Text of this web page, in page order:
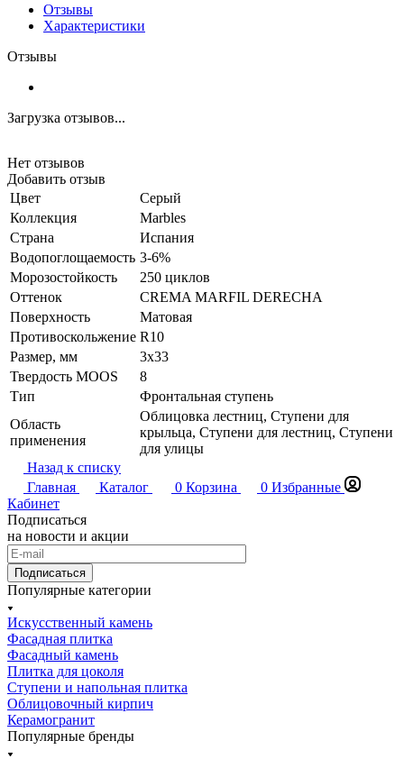
Отзывы
Характеристики
Отзывы
Загрузка отзывов...
Нет отзывов
Добавить отзыв
Цвет
Серый
Коллекция
Marbles
Страна
Испания
Водопоглощаемость 3-6%
Морозостойкость
250 циклов
Оттенок
CREMA MARFIL DERECHA
Поверхность
Матовая
Противоскольжение R10
Размер, мм
3x33
Твердость MOOS
8
Тип
Фронтальная ступень
Область
применения
Облицовка лестниц, Ступени для
крыльца, Ступени для лестниц, Ступени
для улицы
Назад к списку
Главная
Каталог 0 Корзина 0 Избранные
Кабинет
Подписаться
на новости и акции
Подписаться
Популярные категории
Искусственный камень
Фасадная плитка
Фасадный камень
Плитка для цоколя
Ступени и напольная плитка
Облицовочный кирпич
Керамогранит
Популярные бренды